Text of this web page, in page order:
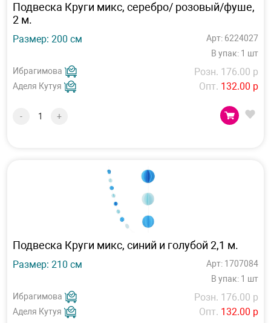
Подвеска Круги микс, серебро/ розовый/фуше,
2 м.
Размер: 200 см
Арт: 6224027
В упак: 1 шт
Ибрагимова
Аделя Кутуя
Розн. 176.00 р
Опт. 132.00 р
- +
Подвеска Круги микс, синий и голубой 2,1 м.
Размер: 210 см
Арт: 1707084
В упак: 1 шт
Ибрагимова
Аделя Кутуя
Розн. 176.00 р
Опт. 132.00 р